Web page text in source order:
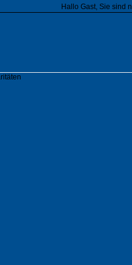
Hallo Gast, Sie sind